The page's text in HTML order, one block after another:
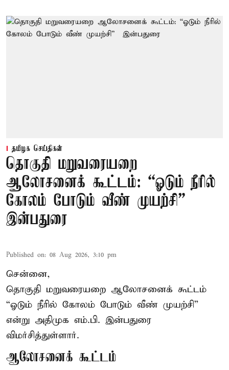
தமிழக செய்திகள்
தொகுதி மறுவரையறை
ஆலோசனைக் கூட்டம்: “ஓடும் நீரில்
கோலம் போடும் வீண் முயற்சி” –
இன்பதுரை
Published on: 08 Aug 2026, 3:10 pm
சென்னை,
தொகுதி மறுவரையறை ஆலோசனைக் கூட்டம்
“ஓடும் நீரில் கோலம் போடும் வீண் முயற்சி”
என்று அதிமுக எம்.பி. இன்பதுரை
விமர்சித்துள்ளார்.
ஆலோசனைக் கூட்டம்